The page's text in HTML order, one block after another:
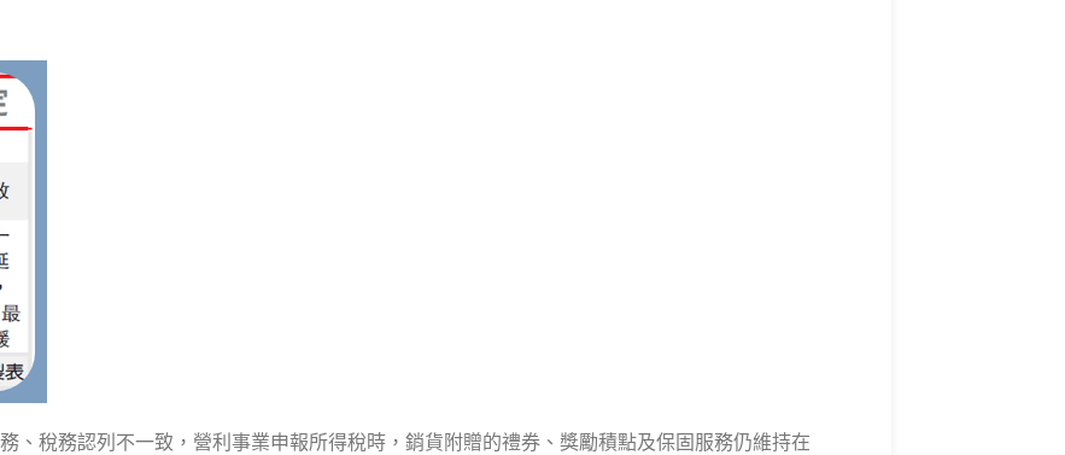
、稅務認列不一致，營利事業申報所得稅時，銷貨附贈的禮券、獎勵積點及保固服務仍維持在